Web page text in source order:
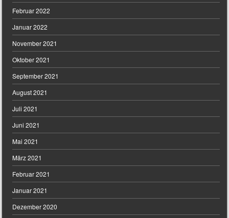
Februar 2022
Januar 2022
November 2021
Oktober 2021
September 2021
August 2021
Juli 2021
Juni 2021
Mai 2021
März 2021
Februar 2021
Januar 2021
Dezember 2020